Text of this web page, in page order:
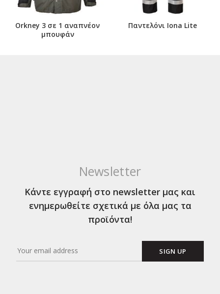
Orkney 3 σε 1 αναπνέον
μπουφάν
Παντελόνι Iona Lite
Newsletter
Κάντε εγγραφή στο newsletter μας και
ενημερωθείτε σχετικά με όλα μας τα
προϊόντα!